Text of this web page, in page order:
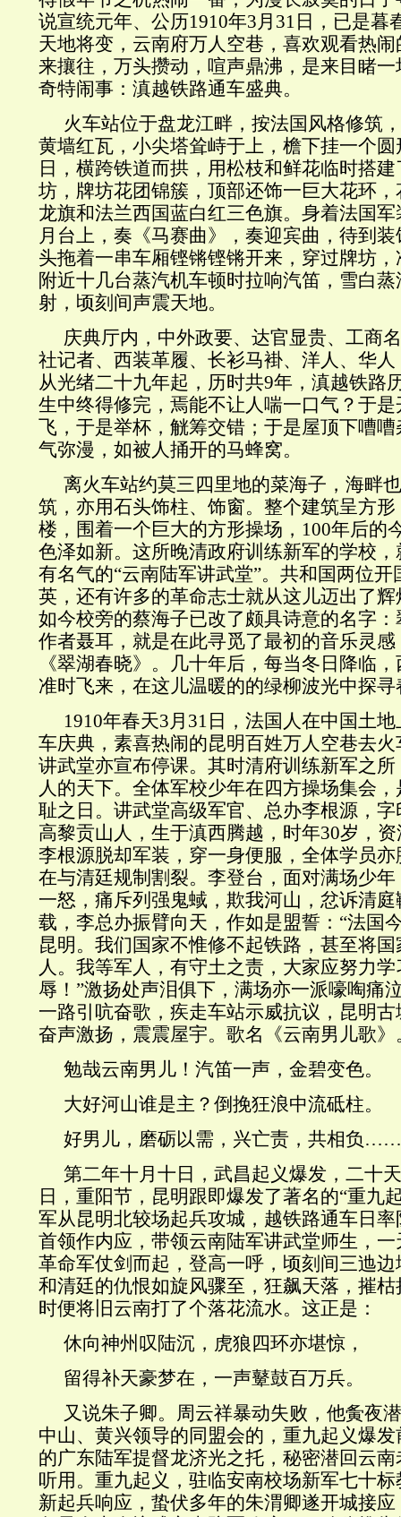
说宣统元年、公历1910年3月31日，已是暮
天地将变，云南府万人空巷，喜欢观看热
来攘往，万头攒动，喧声鼎沸，是来目睹
奇特闹事：滇越铁路通车盛典。
火车站位于盘龙江畔，按法国风格修筑
黄墙红瓦，小尖塔耸峙于上，檐下挂一个
日，横跨铁道而拱，用松枝和鲜花临时搭
坊，牌坊花团锦簇，顶部还饰一巨大花环
龙旗和法兰西国蓝白红三色旗。身着法国
月台上，奏《马赛曲》，奏迎宾曲，待到
头拖着一串车厢铿锵铿锵开来，穿过牌坊
附近十几台蒸汽机车顿时拉响汽笛，雪白
射，顷刻间声震天地。
庆典厅内，中外政要、达官显贵、工商
社记者、西装革履、长衫马褂、洋人、华
从光绪二十九年起，历时共9年，滇越铁路
生中终得修完，焉能不让人喘一口气？于
飞，于是举杯，觥筹交错；于是屋顶下嘈
气弥漫，如被人捅开的马蜂窝。
离火车站约莫三四里地的菜海子，海畔
筑，亦用石头饰柱、饰窗。整个建筑呈方
楼，围着一个巨大的方形操场，100年后的
色泽如新。这所晚清政府训练新军的学校
有名气的“云南陆军讲武堂”。共和国两位
英，还有许多的革命志士就从这儿迈出了
如今校旁的蔡海子已改了颇具诗意的名字
作者聂耳，就是在此寻觅了最初的音乐灵
《翠湖春晓》。几十年后，每当冬日降临
准时飞来，在这儿温暖的的绿柳波光中探
1910年春天3月31日，法国人在中国土
车庆典，素喜热闹的昆明百姓万人空巷去
讲武堂亦宣布停课。其时清府训练新军之
人的天下。全体军校少年在四方操场集会
耻之日。讲武堂高级军官、总办李根源，
高黎贡山人，生于滇西腾越，时年30岁，
李根源脱却军装，穿一身便服，全体学员
在与清廷规制割裂。李登台，面对满场少
一怒，痛斥列强鬼蜮，欺我河山，忿诉清
载，李总办振臂向天，作如是盟誓：“法国
昆明。我们国家不惟修不起铁路，甚至将
人。我等军人，有守土之责，大家应努力
辱！”激扬处声泪俱下，满场亦一派嚎啕痛
一路引吭奋歌，疾走车站示威抗议，昆明
奋声激扬，震震屋宇。歌名《云南男儿歌》
勉哉云南男儿！汽笛一声，金碧变色。
大好河山谁是主？倒挽狂浪中流砥柱。
好男儿，磨砺以需，兴亡责，共相负……
第二年十月十日，武昌起义爆发，二十
日，重阳节，昆明跟即爆发了著名的“重九
军从昆明北较场起兵攻城，越铁路通车日
首领作内应，带领云南陆军讲武堂师生，
革命军仗剑而起，登高一呼，顷刻间三迆
和清廷的仇恨如旋风骤至，狂飙天落，摧
时便将旧云南打了个落花流水。这正是：
休向神州叹陆沉，虎狼四环亦堪惊，
留得补天豪梦在，一声鼙鼓百万兵。
又说朱子卿。周云祥暴动失败，他夤夜
中山、黄兴领导的同盟会的，重九起义爆
的广东陆军提督龙济光之托，秘密潜回云
听用。重九起义，驻临安南校场新军七十
新起兵响应，蛰伏多年的朱渭卿遂开城接